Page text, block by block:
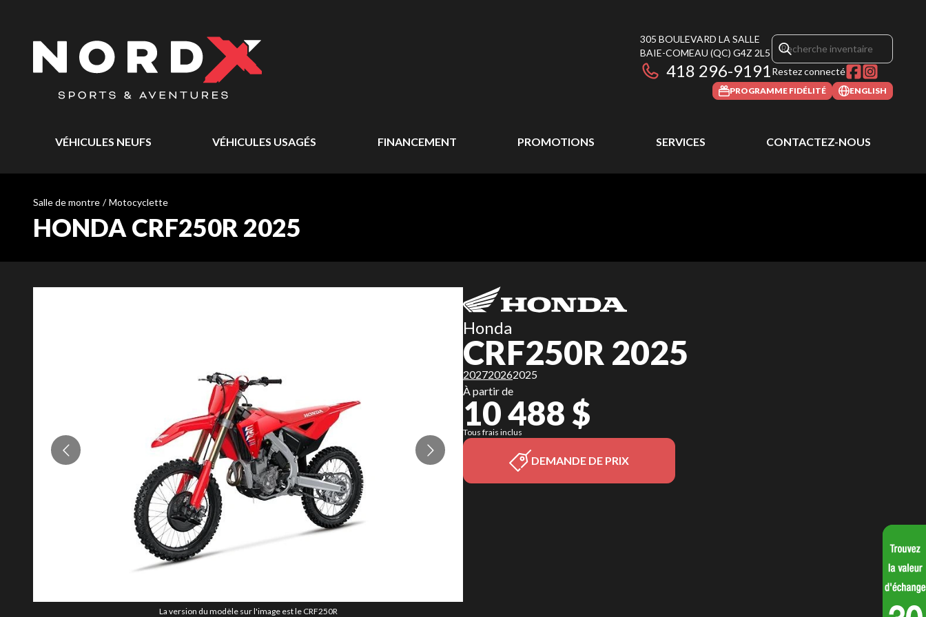
305 BOULEVARD LA SALLE
BAIE-COMEAU (QC) G4Z 2L5
418 296-9191Restez connecté
PROGRAMME FIDÉLITÉ ENGLISH
VÉHICULES NEUFS VÉHICULES USAGÉS FINANCEMENT PROMOTIONS SERVICES CONTACTEZ-NOUS
Salle de montre / Motocyclette
HONDA CRF250R 2025
La version du modèle sur l'image est le CRF250R
Honda
CRF250R 2025
202720262025
À partir de
10 488 $
Tous frais inclus
DEMANDE DE PRIX